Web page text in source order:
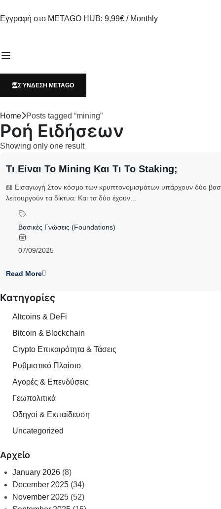
Εγγραφή στο METAGO HUB: 9,99€ / Monthly
ΣΎΝΔΕΣΗ METAGO
Home Posts tagged “mining”
Ροή Ειδήσεων
Showing only one result
Τι Είναι Το Mining Και Τι Το Staking;
📖 Εισαγωγή Στον κόσμο των κρυπτονομισμάτων υπάρχουν δύο
λειτουργούν τα δίκτυα: Και τα δύο έχουν...
Βασικές Γνώσεις (Foundations)
07/09/2025
Read More
Κατηγορίες
Altcoins & DeFi
Bitcoin & Blockchain
Crypto Επικαιρότητα & Τάσεις
Ρυθμιστικό Πλαίσιο
Αγορές & Επενδύσεις
Γεωπολιτικά
Οδηγοί & Εκπαίδευση
Uncategorized
Αρχείο
January 2026 (8)
December 2025 (34)
November 2025 (52)